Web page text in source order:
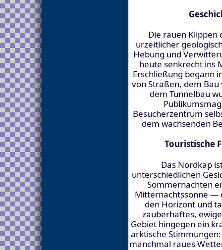
Die rauen Klippen
urzeitlicher
Hebung und
heute senkrecht ins
Erschließung begann
von Straßen, dem
dem Tunnelbau
Besucherzentrum
dem wachsenden
Touristische
Das Nordkap
unterschiedlichen
Sommernächten
Mitternachtssonne —
den Horizont und
zauberhaftes,
Gebiet hingegen ein
arktische
manchmal raues